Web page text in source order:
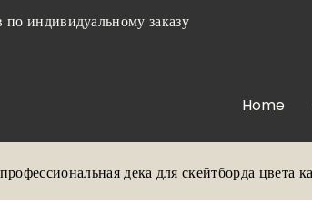
индивидуальному заказу
Home
дека для скейтборда цвета